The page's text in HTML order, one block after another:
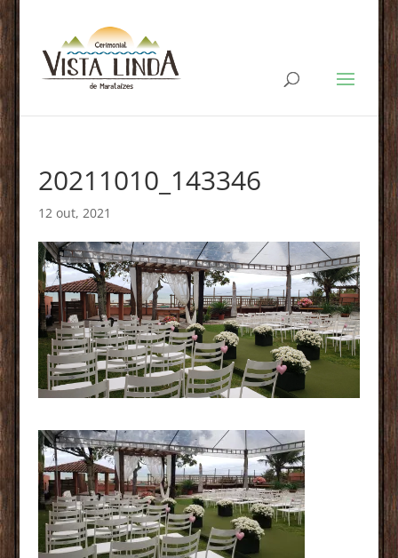
20211010_143346
12 out, 2021